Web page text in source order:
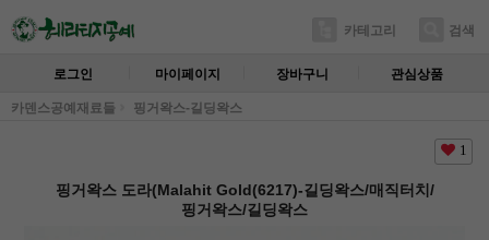
카테고리 검색
로그인 마이페이지 장바구니 관심상품
카덴스공예재료들 핑거왁스-길딩왁스
1
핑거왁스 도라(Malahit Gold(6217)-길딩왁스/매직터치/
핑거왁스/길딩왁스